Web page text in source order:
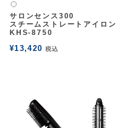
白2
サロンセンス300
スチームストレートアイロン
KHS-8750
¥13,420 税込